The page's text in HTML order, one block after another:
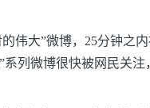
伟大”微博，25分钟之
列微博很快被网民关